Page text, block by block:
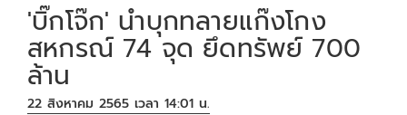
'บิ๊กโจ๊ก' นำบุกทลายแก๊งโกง
สหกรณ์ 74 จุด ยึดทรัพย์ 700
ล้าน
22 สิงหาคม 2565 เวลา 14:01 น.